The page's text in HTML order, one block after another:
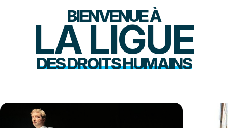
BIENVENUE À
LA LIGUE
DES DROITS HUMAINS